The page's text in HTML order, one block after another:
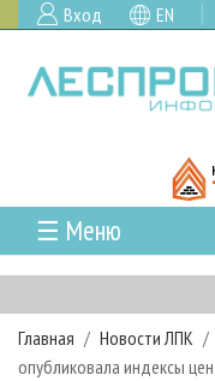
Вход EN
☰ Меню
ГЛАВНАЯ
РУБРИКИ И ТЕМЫ
РУБРИКИ ЖУРНАЛА
НОВОСТИ
Главная Новости ЛПК
опубликовала индексы